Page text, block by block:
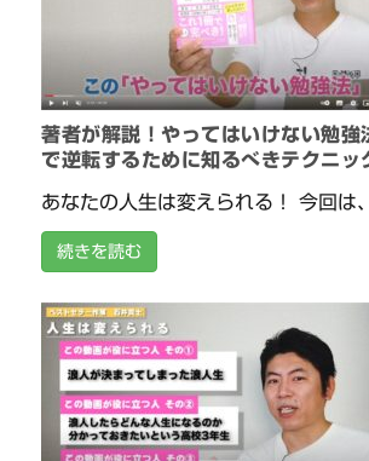
著者が解説！やってはいけない勉
で逆転するために知るべきテクニッ
あなたの人生は変えられる！ 今回は
続きを読む